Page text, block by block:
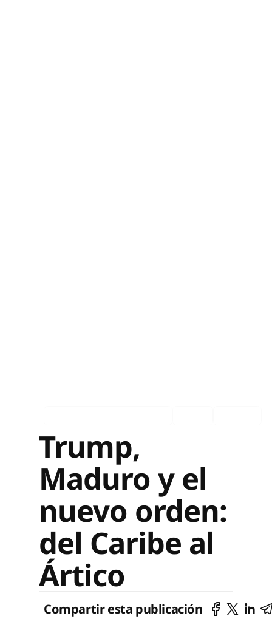
Trump,
Maduro y el
nuevo orden:
del Caribe al
Ártico
Compartir esta publicación